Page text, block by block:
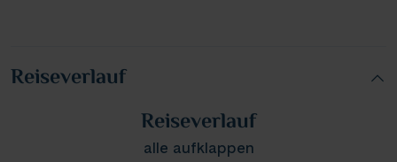
Hotline +49 30 346 456 950
Reiseverlauf
Reiseverlauf
alle aufklappen